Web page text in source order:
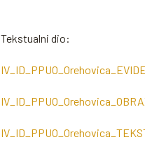
Tekstualni dio: